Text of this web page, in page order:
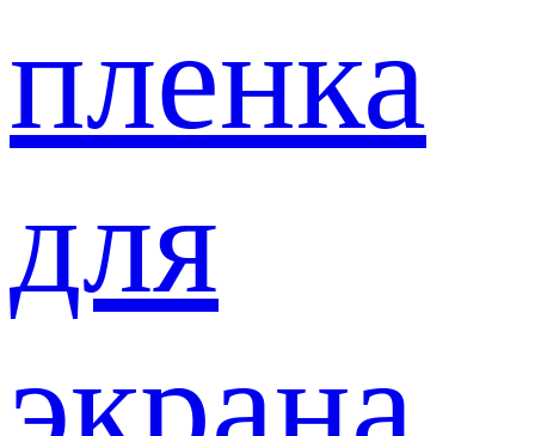
пленка
для